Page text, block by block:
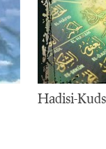
Hadisi-